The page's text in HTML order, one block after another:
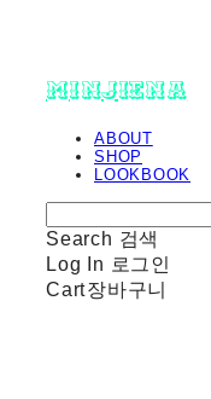
minjiena
ABOUT
SHOP
LOOKBOOK
Search 검색
Log In 로그인
Cart장바구니